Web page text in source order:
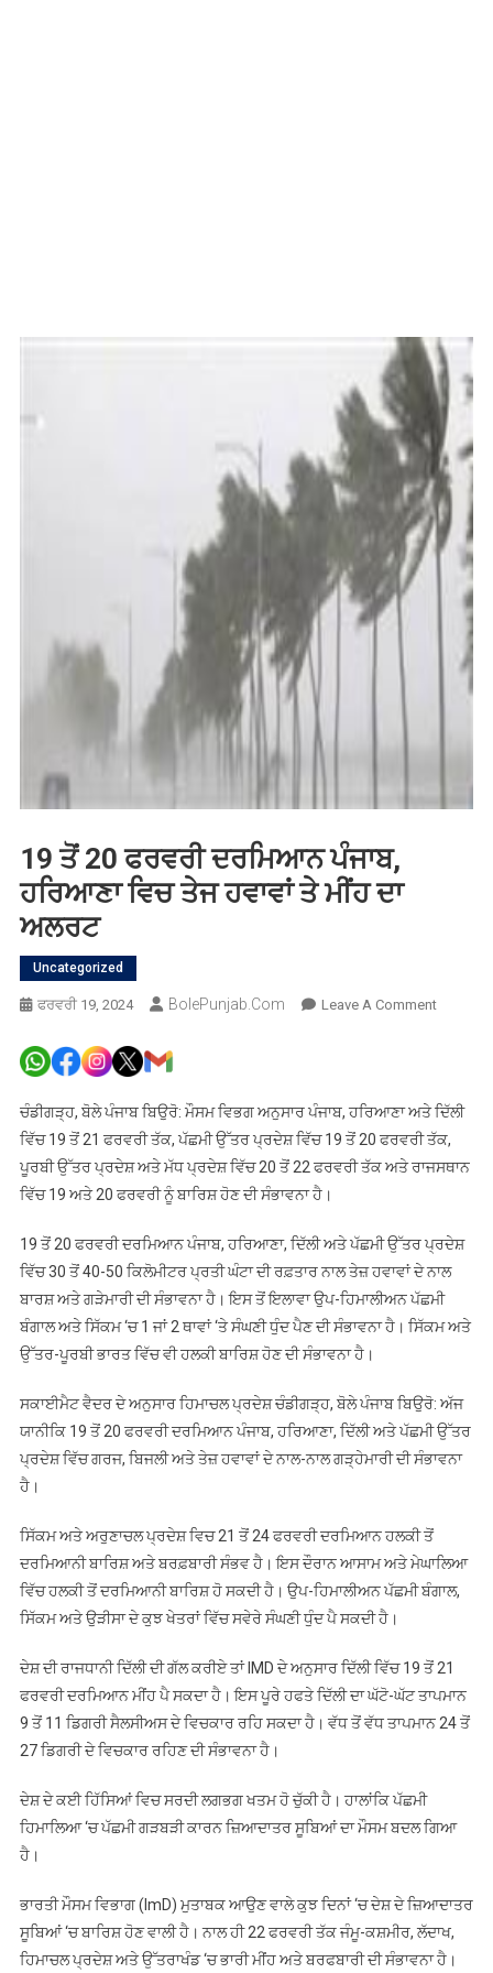
19 ਤੋਂ 20 ਫਰਵਰੀ ਦਰਮਿਆਨ ਪੰਜਾਬ,
ਹਰਿਆਣਾ ਵਿਚ ਤੇਜ ਹਵਾਵਾਂ ਤੇ ਮੀਂਹ ਦਾ
ਅਲਰਟ
Uncategorized
ਫਰਵਰੀ 19, 2024 BolePunjab.com Leave A CommentOn
ਫਰਵਰੀ
ਦਰਮਿਆਨ
ਤੇਜ
ਤੇ
ਮੀਂਹ
ਦਾ
ਚੰਡੀਗੜ੍ਹ, ਬੋਲੇ ਪੰਜਾਬ ਬਿਉਰੋ: ਮੌਸਮ ਵਿਭਗ ਅਨੁਸਾਰ ਪੰਜਾਬ, ਹਰਿਆਣਾ ਅਤੇ ਦਿੱਲੀ
ਵਿੱਚ 19 ਤੋਂ 21 ਫਰਵਰੀ ਤੱਕ, ਪੱਛਮੀ ਉੱਤਰ ਪ੍ਰਦੇਸ਼ ਵਿੱਚ 19 ਤੋਂ 20 ਫਰਵਰੀ ਤੱਕ,
ਪੂਰਬੀ ਉੱਤਰ ਪ੍ਰਦੇਸ਼ ਅਤੇ ਮੱਧ ਪ੍ਰਦੇਸ਼ ਵਿੱਚ 20 ਤੋਂ 22 ਫਰਵਰੀ ਤੱਕ ਅਤੇ ਰਾਜਸਥਾਨ
ਵਿੱਚ 19 ਅਤੇ 20 ਫਰਵਰੀ ਨੂੰ ਬਾਰਿਸ਼ ਹੋਣ ਦੀ ਸੰਭਾਵਨਾ ਹੈ।
19 ਤੋਂ 20 ਫਰਵਰੀ ਦਰਮਿਆਨ ਪੰਜਾਬ, ਹਰਿਆਣਾ, ਦਿੱਲੀ ਅਤੇ ਪੱਛਮੀ ਉੱਤਰ ਪ੍ਰਦੇਸ਼
ਵਿੱਚ 30 ਤੋਂ 40-50 ਕਿਲੋਮੀਟਰ ਪ੍ਰਤੀ ਘੰਟਾ ਦੀ ਰਫ਼ਤਾਰ ਨਾਲ ਤੇਜ਼ ਹਵਾਵਾਂ ਦੇ ਨਾਲ
ਬਾਰਸ਼ ਅਤੇ ਗੜੇਮਾਰੀ ਦੀ ਸੰਭਾਵਨਾ ਹੈ। ਇਸ ਤੋਂ ਇਲਾਵਾ ਉਪ-ਹਿਮਾਲੀਅਨ ਪੱਛਮੀ
ਬੰਗਾਲ ਅਤੇ ਸਿੱਕਮ ‘ਚ 1 ਜਾਂ 2 ਥਾਵਾਂ ‘ਤੇ ਸੰਘਣੀ ਧੁੰਦ ਪੈਣ ਦੀ ਸੰਭਾਵਨਾ ਹੈ। ਸਿੱਕਮ ਅਤੇ
ਉੱਤਰ-ਪੂਰਬੀ ਭਾਰਤ ਵਿੱਚ ਵੀ ਹਲਕੀ ਬਾਰਿਸ਼ ਹੋਣ ਦੀ ਸੰਭਾਵਨਾ ਹੈ।
ਸਕਾਈਮੈਟ ਵੈਦਰ ਦੇ ਅਨੁਸਾਰ ਹਿਮਾਚਲ ਪ੍ਰਦੇਸ਼ ਚੰਡੀਗੜ੍ਹ, ਬੋਲੇ ਪੰਜਾਬ ਬਿਉਰੋ: ਅੱਜ
ਯਾਨੀਕਿ 19 ਤੋਂ 20 ਫਰਵਰੀ ਦਰਮਿਆਨ ਪੰਜਾਬ, ਹਰਿਆਣਾ, ਦਿੱਲੀ ਅਤੇ ਪੱਛਮੀ ਉੱਤਰ
ਪ੍ਰਦੇਸ਼ ਵਿੱਚ ਗਰਜ, ਬਿਜਲੀ ਅਤੇ ਤੇਜ਼ ਹਵਾਵਾਂ ਦੇ ਨਾਲ-ਨਾਲ ਗੜ੍ਹੇਮਾਰੀ ਦੀ ਸੰਭਾਵਨਾ
ਹੈ।
ਸਿੱਕਮ ਅਤੇ ਅਰੁਣਾਚਲ ਪ੍ਰਦੇਸ਼ ਵਿਚ 21 ਤੋਂ 24 ਫਰਵਰੀ ਦਰਮਿਆਨ ਹਲਕੀ ਤੋਂ
ਦਰਮਿਆਨੀ ਬਾਰਿਸ਼ ਅਤੇ ਬਰਫ਼ਬਾਰੀ ਸੰਭਵ ਹੈ। ਇਸ ਦੌਰਾਨ ਆਸਾਮ ਅਤੇ ਮੇਘਾਲਿਆ
ਵਿੱਚ ਹਲਕੀ ਤੋਂ ਦਰਮਿਆਨੀ ਬਾਰਿਸ਼ ਹੋ ਸਕਦੀ ਹੈ। ਉਪ-ਹਿਮਾਲੀਅਨ ਪੱਛਮੀ ਬੰਗਾਲ,
ਸਿੱਕਮ ਅਤੇ ਉੜੀਸਾ ਦੇ ਕੁਝ ਖੇਤਰਾਂ ਵਿੱਚ ਸਵੇਰੇ ਸੰਘਣੀ ਧੁੰਦ ਪੈ ਸਕਦੀ ਹੈ।
ਦੇਸ਼ ਦੀ ਰਾਜਧਾਨੀ ਦਿੱਲੀ ਦੀ ਗੱਲ ਕਰੀਏ ਤਾਂ IMD ਦੇ ਅਨੁਸਾਰ ਦਿੱਲੀ ਵਿੱਚ 19 ਤੋਂ 21
ਫਰਵਰੀ ਦਰਮਿਆਨ ਮੀਂਹ ਪੈ ਸਕਦਾ ਹੈ। ਇਸ ਪੂਰੇ ਹਫਤੇ ਦਿੱਲੀ ਦਾ ਘੱਟੋ-ਘੱਟ ਤਾਪਮਾਨ
9 ਤੋਂ 11 ਡਿਗਰੀ ਸੈਲਸੀਅਸ ਦੇ ਵਿਚਕਾਰ ਰਹਿ ਸਕਦਾ ਹੈ। ਵੱਧ ਤੋਂ ਵੱਧ ਤਾਪਮਾਨ 24 ਤੋਂ
27 ਡਿਗਰੀ ਦੇ ਵਿਚਕਾਰ ਰਹਿਣ ਦੀ ਸੰਭਾਵਨਾ ਹੈ।
ਦੇਸ਼ ਦੇ ਕਈ ਹਿੱਸਿਆਂ ਵਿਚ ਸਰਦੀ ਲਗਭਗ ਖਤਮ ਹੋ ਚੁੱਕੀ ਹੈ। ਹਾਲਾਂਕਿ ਪੱਛਮੀ
ਹਿਮਾਲਿਆ ‘ਚ ਪੱਛਮੀ ਗੜਬੜੀ ਕਾਰਨ ਜ਼ਿਆਦਾਤਰ ਸੂਬਿਆਂ ਦਾ ਮੌਸਮ ਬਦਲ ਗਿਆ
ਹੈ।
ਭਾਰਤੀ ਮੌਸਮ ਵਿਭਾਗ (ImD) ਮੁਤਾਬਕ ਆਉਣ ਵਾਲੇ ਕੁਝ ਦਿਨਾਂ ‘ਚ ਦੇਸ਼ ਦੇ ਜ਼ਿਆਦਾਤਰ
ਸੂਬਿਆਂ ‘ਚ ਬਾਰਿਸ਼ ਹੋਣ ਵਾਲੀ ਹੈ। ਨਾਲ ਹੀ 22 ਫਰਵਰੀ ਤੱਕ ਜੰਮੂ-ਕਸ਼ਮੀਰ, ਲੱਦਾਖ,
ਹਿਮਾਚਲ ਪ੍ਰਦੇਸ਼ ਅਤੇ ਉੱਤਰਾਖੰਡ ‘ਚ ਭਾਰੀ ਮੀਂਹ ਅਤੇ ਬਰਫਬਾਰੀ ਦੀ ਸੰਭਾਵਨਾ ਹੈ।